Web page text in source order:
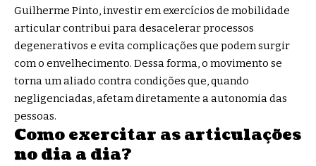
Guilherme Pinto, investir em exercícios de mobilidade
articular contribui para desacelerar processos
degenerativos e evita complicações que podem surgir
com o envelhecimento. Dessa forma, o movimento se
torna um aliado contra condições que, quando
negligenciadas, afetam diretamente a autonomia das
pessoas.
Como exercitar as articulações
no dia a dia?